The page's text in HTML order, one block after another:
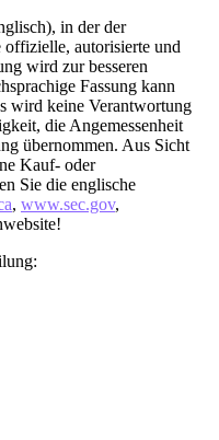
in der der
autorisierte und
wird zur besseren
Fassung kann
wird keine Verantwortung
die Angemessenheit
übernommen. Aus Sicht
Kauf- oder
Sie die englische
, www.sec.gov,